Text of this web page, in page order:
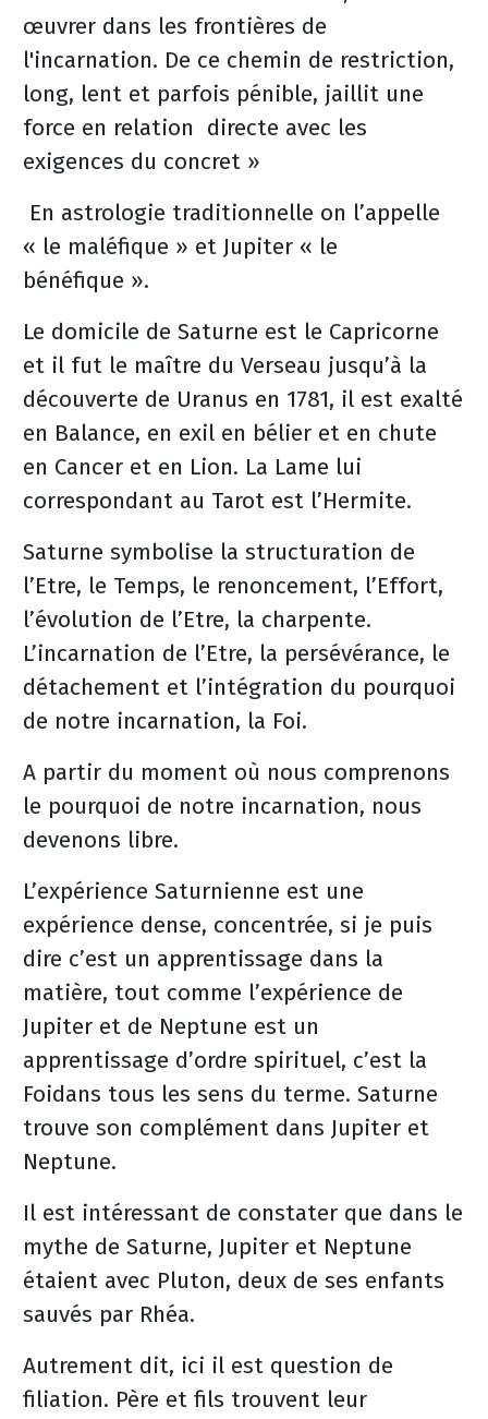
œuvrer dans les frontières de
l'incarnation. De ce chemin de restriction,
long, lent et parfois pénible, jaillit une
force en relation directe avec les
exigences du concret »
En astrologie traditionnelle on l’appelle
« le maléfique » et Jupiter « le
bénéfique ».
Le domicile de Saturne est le Capricorne
et il fut le maître du Verseau jusqu’à la
découverte de Uranus en 1781, il est exalté
en Balance, en exil en bélier et en chute
en Cancer et en Lion. La Lame lui
correspondant au Tarot est l’Hermite.
Saturne symbolise la structuration de
l’Etre, le Temps, le renoncement, l’Effort,
l’évolution de l’Etre, la charpente.
L’incarnation de l’Etre, la persévérance, le
détachement et l’intégration du pourquoi
de notre incarnation, la Foi.
A partir du moment où nous comprenons
le pourquoi de notre incarnation, nous
devenons libre.
L’expérience Saturnienne est une
expérience dense, concentrée, si je puis
dire c’est un apprentissage dans la
matière, tout comme l’expérience de
Jupiter et de Neptune est un
apprentissage d’ordre spirituel, c’est la
Foidans tous les sens du terme. Saturne
trouve son complément dans Jupiter et
Neptune.
Il est intéressant de constater que dans le
mythe de Saturne, Jupiter et Neptune
étaient avec Pluton, deux de ses enfants
sauvés par Rhéa.
Autrement dit, ici il est question de
filiation. Père et fils trouvent leur